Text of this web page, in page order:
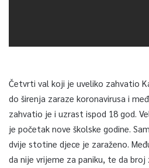
Četvrti val koji je uveliko zahvatio
do širenja zaraze koronavirusa i
zahvatio je i uzrast ispod 18 god.
je početak nove školske godine.
dvije stotine djece je zaraženo.
da nije vrijeme za paniku, te da broj